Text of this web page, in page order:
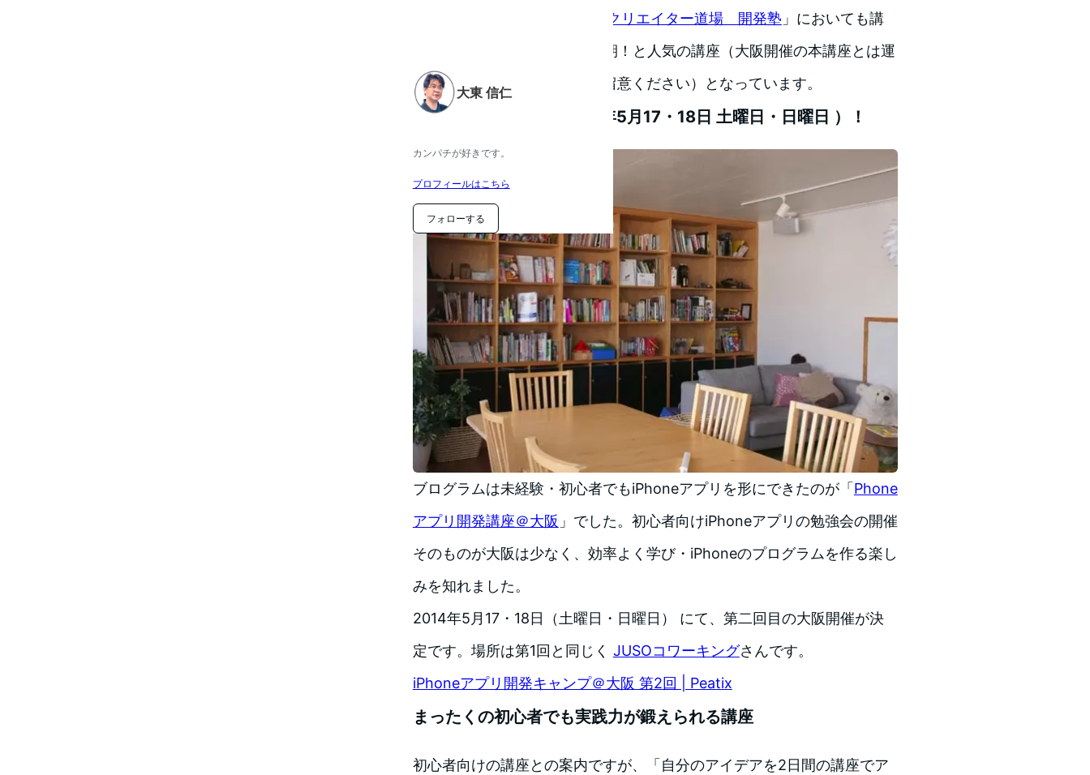
大東 信仁
カンパチが好きです。
プロフィールはこちら
フォローする
アプリクリエイター道場 開発塾 」においても講
師をされており、次回は第19期！と人気の講座（大阪開催の本講座とは運
営・内容も異なりますのでご留意ください）となっています。
再び大阪にて開催（2014年5月17・18日 土曜日・日曜日 ）！
ブログラムは未経験・初心者でもiPhoneアプリを形にできたのが「 Phone
アプリ開発講座＠大阪 」でした。初心者向けiPhoneアプリの勉強会の開催
そのものが大阪は少なく、効率よく学び・iPhoneのプログラムを作る楽し
みを知れました。
2014年5月17・18日（土曜日・日曜日） にて、第二回目の大阪開催が決
定です。場所は第1回と同じく JUSOコワーキングさんです。
iPhoneアプリ開発キャンプ＠大阪 第2回 | Peatix
まったくの初心者でも実践力が鍛えられる講座
初心者向けの講座との案内ですが、「自分のアイデアを2日間の講座でア